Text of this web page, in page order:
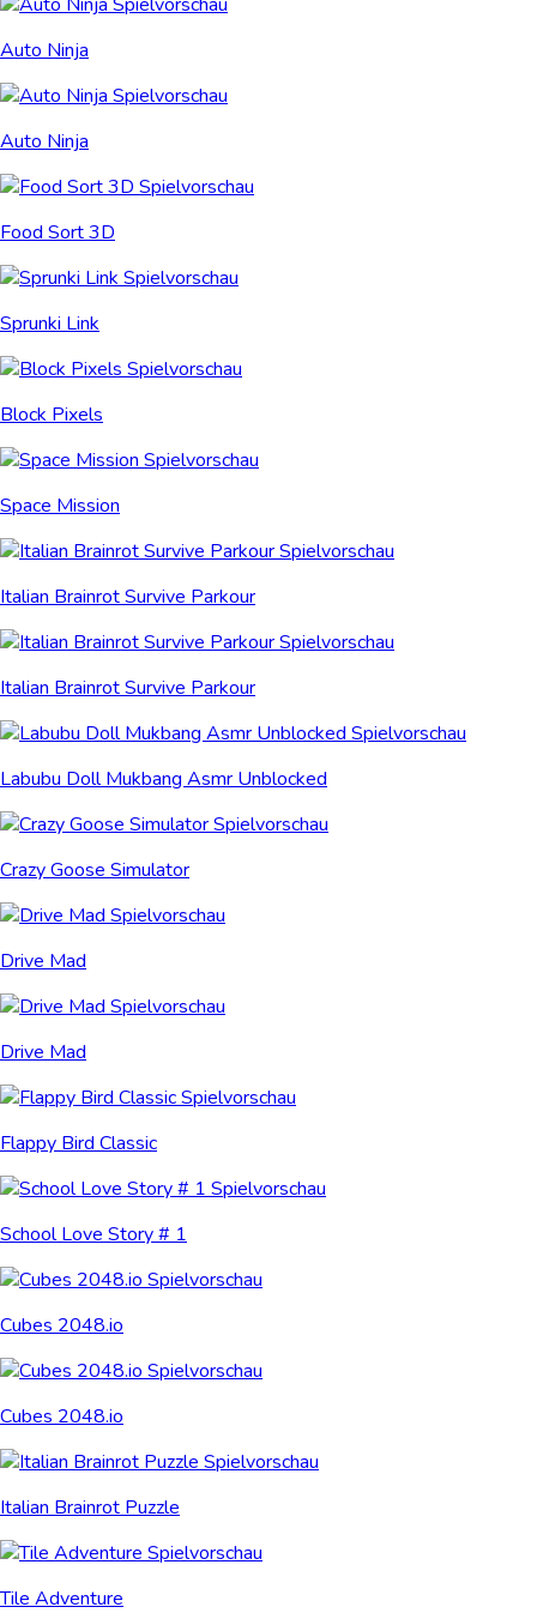
Auto Ninja
Auto Ninja
Food Sort 3D
Sprunki Link
Block Pixels
Space Mission
Italian Brainrot Survive Parkour
Italian Brainrot Survive Parkour
Labubu Doll Mukbang Asmr Unblocked
Crazy Goose Simulator
Drive Mad
Drive Mad
Flappy Bird Classic
School Love Story # 1
Cubes 2048.io
Cubes 2048.io
Italian Brainrot Puzzle
Tile Adventure